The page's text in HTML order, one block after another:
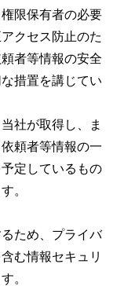
限保有者の必要
クセス防止のた
者等情報の安全
措置を講じてい
社が取得し、ま
頼者等情報の一
定しているもの
。
ため、プライバ
む情報セキュリ
。